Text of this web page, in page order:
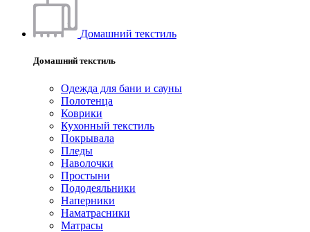
Домашний текстиль
Домашний текстиль
Одежда для бани и сауны
Полотенца
Коврики
Кухонный текстиль
Покрывала
Пледы
Наволочки
Простыни
Пододеяльники
Наперники
Наматрасники
Матрасы